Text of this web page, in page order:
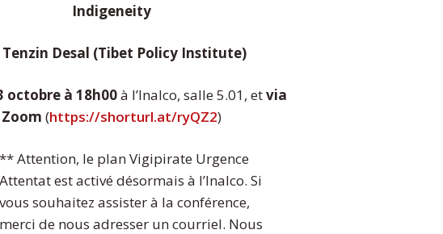
Indigeneity
Tenzin Desal (Tibet Policy Institute)
octobre à 18h00à l’Inalco, salle 5.01, etvia
Zoom (https://shorturl.at/ryQZ2)
** Attention, le plan Vigipirate Urgence
Attentat est activé désormais à l’Inalco. Si
vous souhaitez assister à la conférence,
merci de nous adresser un courriel. Nous